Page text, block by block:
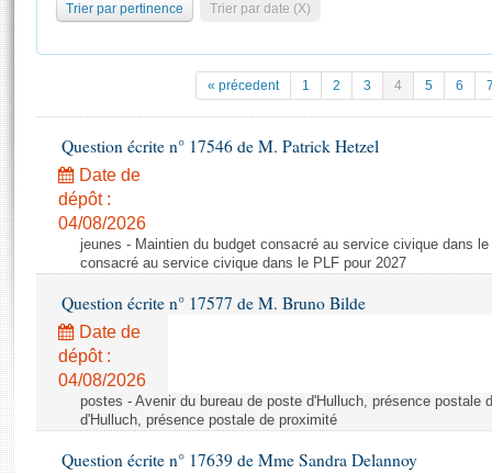
Pétitions
Projets de loi
Propositions de loi
Amendements
Textes adoptés
Rapports législatifs
Rapports sur l'application des lois
Baromètre de l’application des lois
Dossiers législatifs
Statistiques et chiffres clés
Documents de référence
( Constitution | Règlement de l'Assemblée ... )
Histoire
Juniors
Anciennes législatures
Contacts et plan d'accès
Photos libres de droit
Trier par pertinence Trier par date (X)
« précedent 1 2 3 4 5 6
Question écrite n° 17546 de M. Patrick Hetzel
Date de
dépôt :
04/08/2026
jeunes - Maintien du budget consacré au service civique dans
consacré au service civique dans le PLF pour 2027
Question écrite n° 17577 de M. Bruno Bilde
Date de
dépôt :
04/08/2026
postes - Avenir du bureau de poste d'Hulluch, présence postale
d'Hulluch, présence postale de proximité
Question écrite n° 17639 de Mme Sandra Delannoy